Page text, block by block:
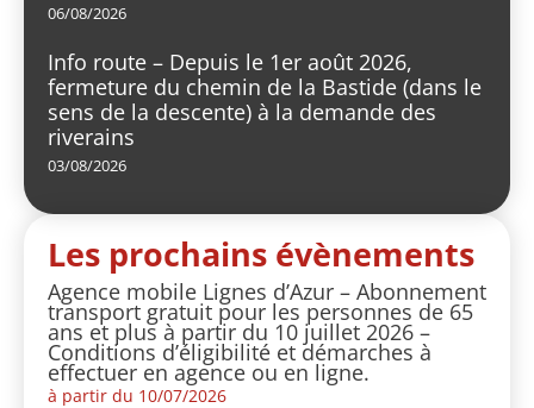
06/08/2026
Info route – Depuis le 1er août 2026,
fermeture du chemin de la Bastide (dans le
sens de la descente) à la demande des
riverains
03/08/2026
Les prochains évènements
Agence mobile Lignes d’Azur – Abonnement
transport gratuit pour les personnes de 65
ans et plus à partir du 10 juillet 2026 –
Conditions d’éligibilité et démarches à
effectuer en agence ou en ligne.
à partir du 10/07/2026